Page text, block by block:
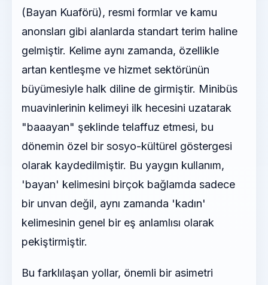
(Bayan Kuaförü), resmi formlar ve kamu
anonsları gibi alanlarda standart terim haline
gelmiştir. Kelime aynı zamanda, özellikle
artan kentleşme ve hizmet sektörünün
büyümesiyle halk diline de girmiştir. Minibüs
muavinlerinin kelimeyi ilk hecesini uzatarak
"baaayan" şeklinde telaffuz etmesi, bu
dönemin özel bir sosyo-kültürel göstergesi
olarak kaydedilmiştir. Bu yaygın kullanım,
'bayan' kelimesini birçok bağlamda sadece
bir unvan değil, aynı zamanda 'kadın'
kelimesinin genel bir eş anlamlısı olarak
pekiştirmiştir.
Bu farklılaşan yollar, önemli bir asimetri